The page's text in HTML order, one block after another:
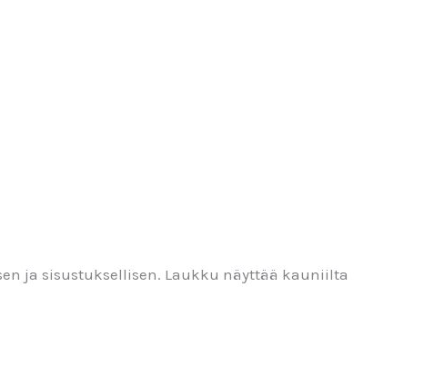
ja sisustuksellisen. Laukku näyttää kauniilta